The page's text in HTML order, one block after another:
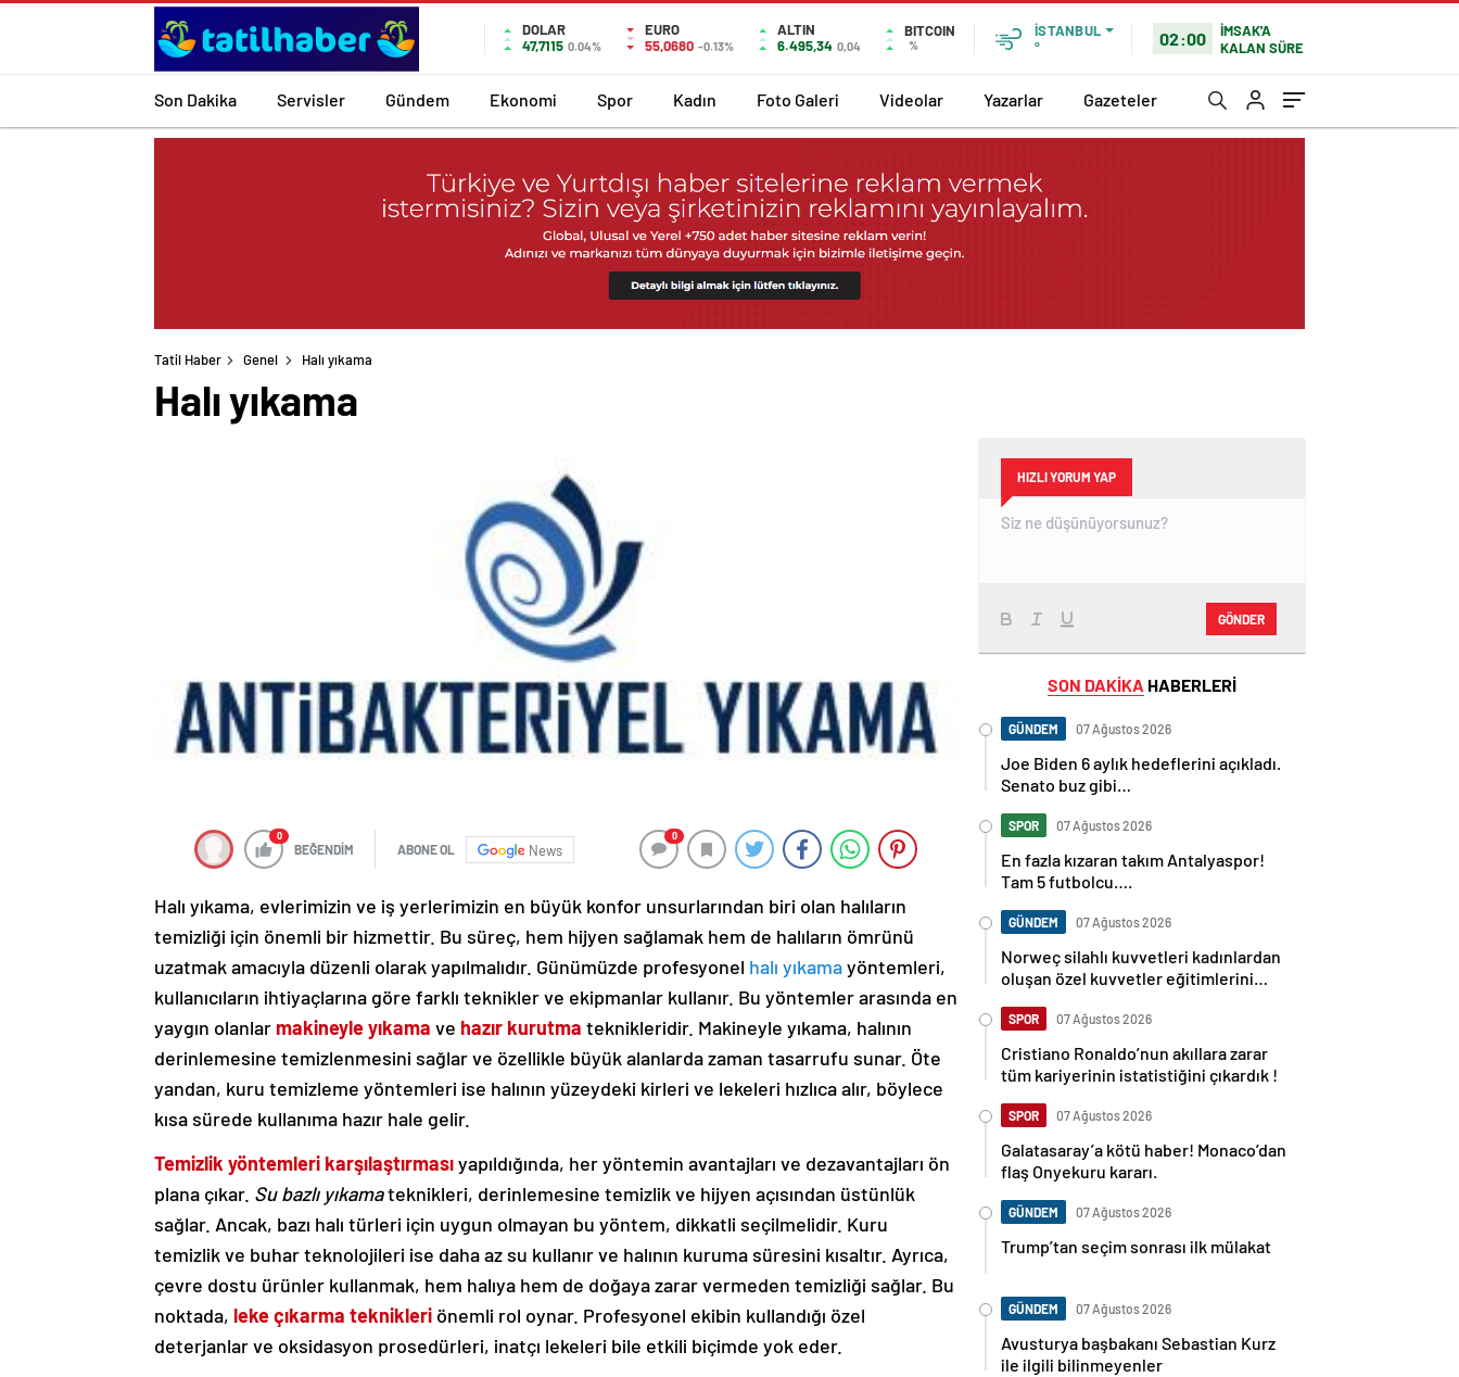
DOLAR
47,7115 0.04%
EURO
55,0680 -0.13%
ALTIN
6.495,34 0,04
BITCOIN
%
İSTANBUL
°
02:00
İMSAK'A
KALAN SÜRE
Son Dakika Servisler Gündem Ekonomi Spor Kadın Foto Galeri Videolar Yazarlar Gazeteler
Tatil Haber Genel Halı yıkama
Halı yıkama
0
BEĞENDİM ABONE OL News
0
Halı yıkama, evlerimizin ve iş yerlerimizin en büyük konfor unsurlarından biri olan halıların
temizliği için önemli bir hizmettir. Bu süreç, hem hijyen sağlamak hem de halıların ömrünü
uzatmak amacıyla düzenli olarak yapılmalıdır. Günümüzde profesyonel halı yıkamayöntemleri,
kullanıcıların ihtiyaçlarına göre farklı teknikler ve ekipmanlar kullanır. Bu yöntemler arasında en
yaygın olanlar makineyle yıkama ve hazır kurutma teknikleridir. Makineyle yıkama, halının
derinlemesine temizlenmesini sağlar ve özellikle büyük alanlarda zaman tasarrufu sunar. Öte
yandan, kuru temizleme yöntemleri ise halının yüzeydeki kirleri ve lekeleri hızlıca alır, böylece
kısa sürede kullanıma hazır hale gelir.
Temizlik yöntemleri karşılaştırmasıyapıldığında, her yöntemin avantajları ve dezavantajları ön
plana çıkar. Su bazlı yıkamateknikleri, derinlemesine temizlik ve hijyen açısından üstünlük
sağlar. Ancak, bazı halı türleri için uygun olmayan bu yöntem, dikkatli seçilmelidir. Kuru
temizlik ve buhar teknolojileri ise daha az su kullanır ve halının kuruma süresini kısaltır. Ayrıca,
çevre dostu ürünler kullanmak, hem halıya hem de doğaya zarar vermeden temizliği sağlar. Bu
noktada, leke çıkarma teknikleri önemli rol oynar. Profesyonel ekibin kullandığı özel
deterjanlar ve oksidasyon prosedürleri, inatçı lekeleri bile etkili biçimde yok eder.
HIZLI YORUM YAP
GÖNDER
SON DAKİKA HABERLERİ
GÜNDEM 07 Ağustos 2026
Joe Biden 6 aylık hedeflerini açıkladı.
Senato buz gibi…
SPOR 07 Ağustos 2026
En fazla kızaran takım Antalyaspor!
Tam 5 futbolcu….
GÜNDEM 07 Ağustos 2026
Norweç silahlı kuvvetleri kadınlardan
oluşan özel kuvvetler eğitimlerini
SPOR 07 Ağustos 2026
Cristiano Ronaldo’nun akıllara zarar
tüm kariyerinin istatistiğini çıkardık !
SPOR 07 Ağustos 2026
Galatasaray’a kötü haber! Monaco’dan
flaş Onyekuru kararı.
GÜNDEM 07 Ağustos 2026
Trump’tan seçim sonrası ilk mülakat
GÜNDEM 07 Ağustos 2026
Avusturya başbakanı Sebastian Kurz
ile ilgili bilinmeyenler